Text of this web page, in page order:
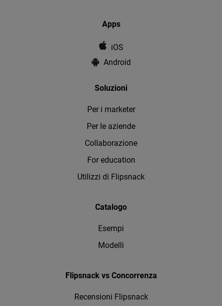
Apps
iOS
Android
Soluzioni
Per i marketer
Per le aziende
Collaborazione
For education
Utilizzi di Flipsnack
Catalogo
Esempi
Modelli
Flipsnack vs Concorrenza
Recensioni Flipsnack